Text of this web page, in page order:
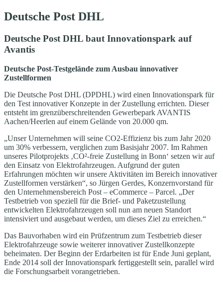
Deutsche Post DHL
Deutsche Post DHL baut Innovationspark auf
Avantis
Deutsche Post-Testgelände zum Ausbau innovativer
Zustellformen
Die Deutsche Post DHL (DPDHL) wird einen Innovationspark für
den Test innovativer Konzepte in der Zustellung errichten. Dieser
entsteht im grenzüberschreitenden Gewerbepark AVANTIS
Aachen/Heerlen auf einem Gelände von 20.000 qm.
„Unser Unternehmen will seine CO2-Effizienz bis zum Jahr 2020
um 30% verbessern, verglichen zum Basisjahr 2007. Im Rahmen
unseres Pilotprojekts ‚CO²-freie Zustellung in Bonn‘ setzen wir auf
den Einsatz von Elektrofahrzeugen. Aufgrund der guten
Erfahrungen möchten wir unsere Aktivitäten im Bereich innovativer
Zustellformen verstärken“, so Jürgen Gerdes, Konzernvorstand für
den Unternehmensbereich Post – eCommerce – Parcel. „Der
Testbetrieb von speziell für die Brief- und Paketzustellung
entwickelten Elektrofahrzeugen soll nun am neuen Standort
intensiviert und ausgebaut werden, um dieses Ziel zu erreichen.“
Das Bauvorhaben wird ein Prüfzentrum zum Testbetrieb dieser
Elektrofahrzeuge sowie weiterer innovativer Zustellkonzepte
beheimaten. Der Beginn der Erdarbeiten ist für Ende Juni geplant,
Ende 2014 soll der Innovationspark fertiggestellt sein, parallel wird
die Forschungsarbeit vorangetrieben.